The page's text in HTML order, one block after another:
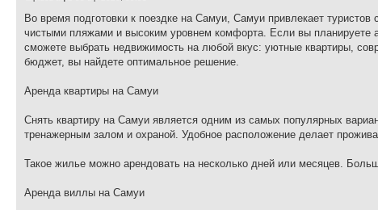
Во время подготовки к поездке на Самуи, Самуи привлекает туристов
чистыми пляжами и высоким уровнем комфорта. Если вы планируете
сможете выбрать недвижимость на любой вкус: уютные квартиры,
бюджет, вы найдете оптимальное решение.
Аренда квартиры на Самуи
Снять квартиру на Самуи является одним из самых популярных
тренажерным залом и охраной. Удобное расположение делает
Такое жилье можно арендовать на несколько дней или месяцев.
Аренда виллы на Самуи